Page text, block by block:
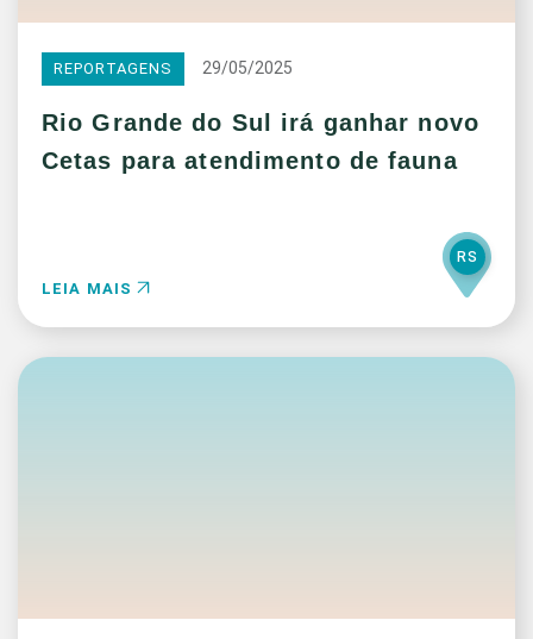
REPORTAGENS 29/05/2025
Rio Grande do Sul irá ganhar novo
Cetas para atendimento de fauna
LEIA MAIS
RS